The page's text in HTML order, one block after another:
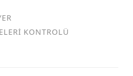
KONTROLÜ